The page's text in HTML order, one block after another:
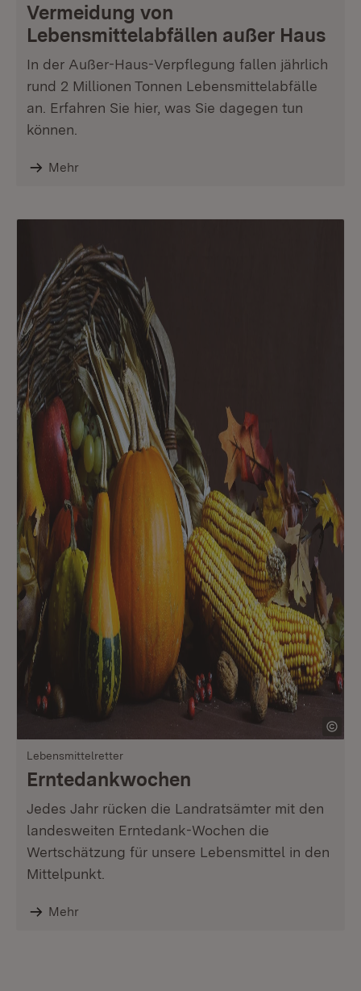
Vermeidung von
Lebensmittelabfällen außer Haus
In der Außer-Haus-Verpflegung fallen jährlich
rund 2 Millionen Tonnen Lebensmittelabfälle
an. Erfahren Sie hier, was Sie dagegen tun
können.
Mehr
Lebensmittelretter
Erntedankwochen
Jedes Jahr rücken die Landratsämter mit den
landesweiten Erntedank-Wochen die
Wertschätzung für unsere Lebensmittel in den
Mittelpunkt.
Mehr